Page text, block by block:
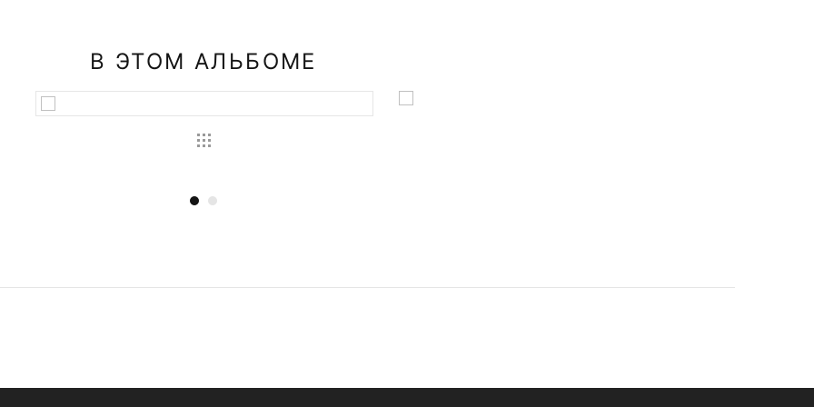
В ЭТОМ АЛЬБОМЕ